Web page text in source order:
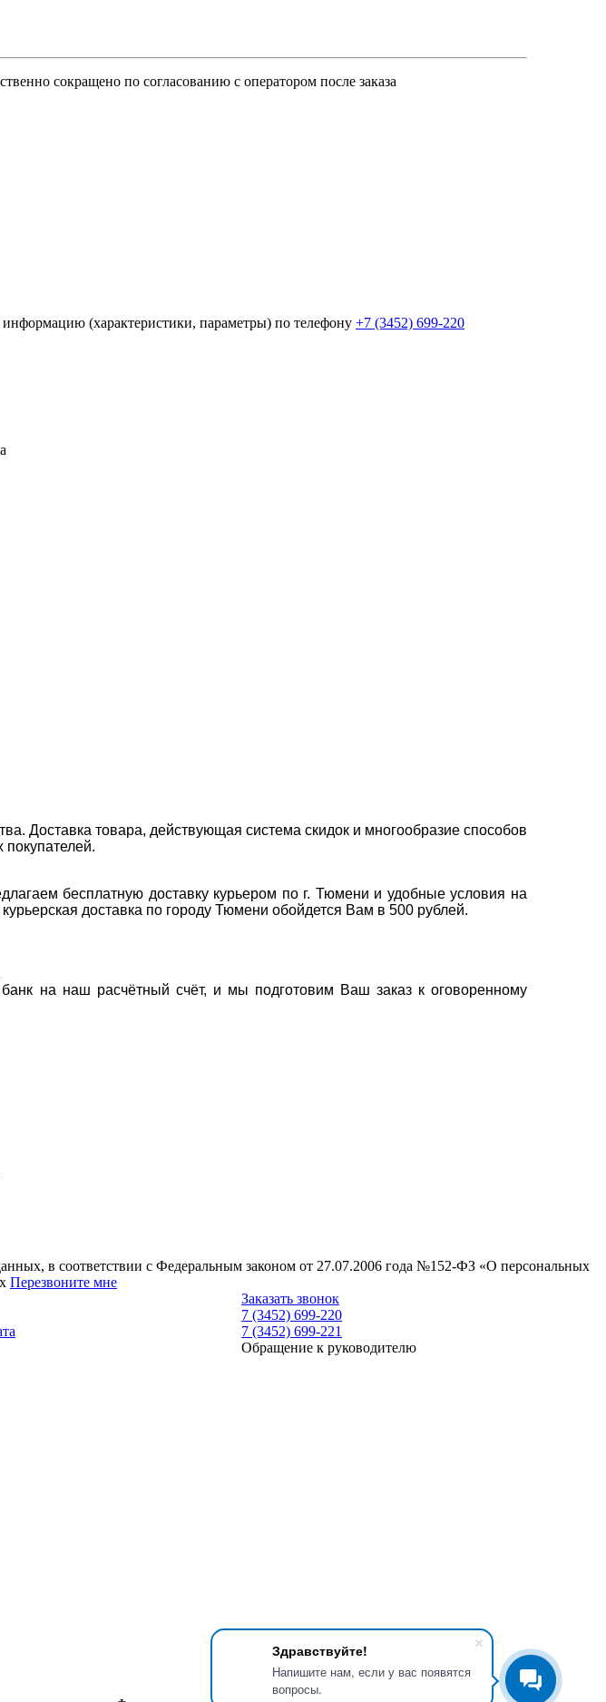
Здравствуйте!
Напишите нам, если у вас появятся
вопросы.
сокращено по согласованию с оператором после заказа
(характеристики, параметры) по телефону +7 (3452) 699-220
Доставка товара, действующая система скидок и многообразие способов
бесплатную доставку курьером по г. Тюмени и удобные условия на
доставка по городу Тюмени обойдется Вам в 500 рублей.
на наш расчётный счёт, и мы подготовим Ваш заказ к оговоренному
в соответствии с Федеральным законом от 27.07.2006 года №152-ФЗ «О персональных
Перезвоните мне
Заказать звонок
7 (3452) 699-220
7 (3452) 699-221
Обращение к руководителю